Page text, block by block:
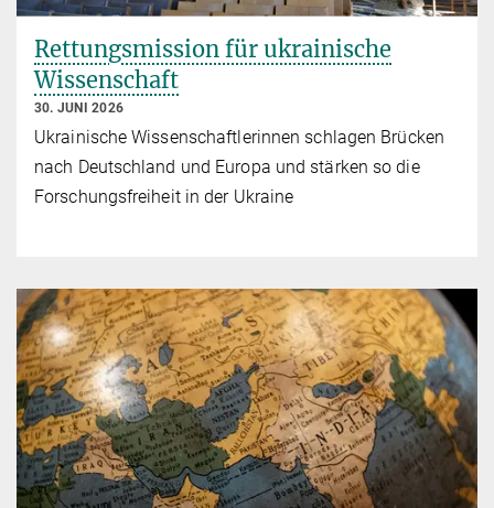
Rettungsmission für ukrainische
Wissenschaft
30. JUNI 2026
Ukrainische Wissenschaftlerinnen schlagen Brücken
nach Deutschland und Europa und stärken so die
Forschungsfreiheit in der Ukraine